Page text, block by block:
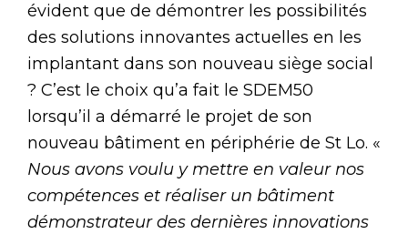
évident que de démontrer les possibilités
des solutions innovantes actuelles en les
implantant dans son nouveau siège social
? C’est le choix qu’a fait le SDEM50
lorsqu’il a démarré le projet de son
nouveau bâtiment en périphérie de St Lo. «
Nous avons voulu y mettre en valeur nos
compétences et réaliser un bâtiment
démonstrateur des dernières innovations